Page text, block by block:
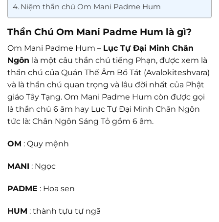
Niệm thần chú Om Mani Padme Hum
Thần Chú Om Mani Padme Hum là gì?
Om Mani Padme Hum – Lục Tự Đại Minh Chân
Ngôn là một câu thần chú tiếng Phạn, được xem là
thần chú của Quán Thế Âm Bồ Tát (Avalokiteshvara)
và là thần chú quan trọng và lâu đời nhất của Phật
giáo Tây Tạng. Om Mani Padme Hum còn được gọi
là thần chú 6 âm hay Lục Tự Đại Minh Chân Ngôn
tức là: Chân Ngôn Sáng Tỏ gồm 6 âm.
OM : Quy mệnh
MANI : Ngọc
PADME : Hoa sen
HUM : thành tựu tự ngã